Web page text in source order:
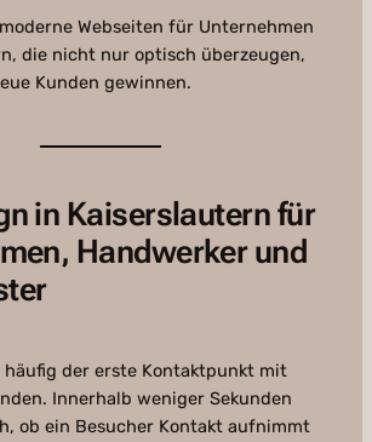
Webseiten für Unternehmen
die nicht nur optisch überzeugen,
Kunden gewinnen.
in Kaiserslautern für
Handwerker und
häufig der erste Kontaktpunkt mit
Innerhalb weniger Sekunden
ob ein Besucher Kontakt aufnimmt